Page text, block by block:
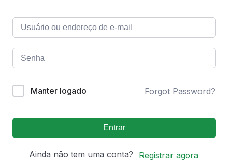
Manter logado Forgot Password?
Entrar
Ainda não tem uma conta? Registrar agora